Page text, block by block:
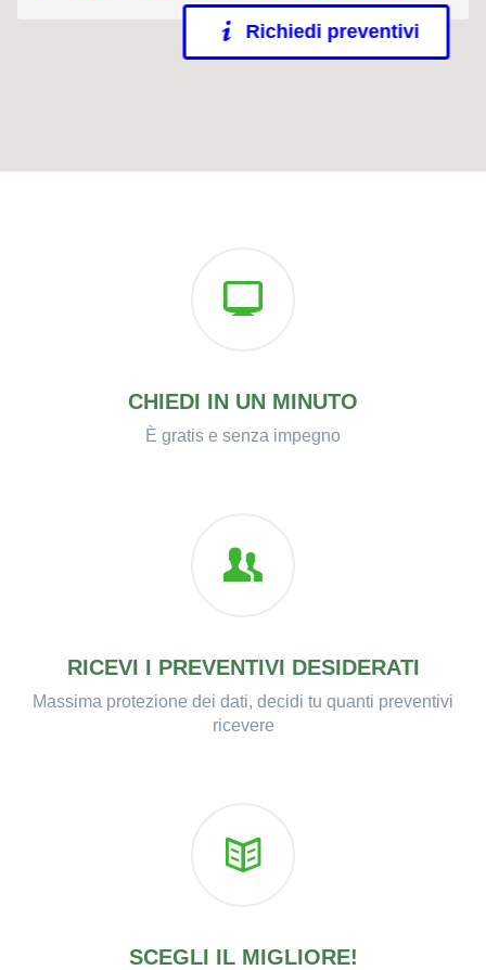
Richiedi preventivi
CHIEDI IN UN MINUTO
È gratis e senza impegno
RICEVI I PREVENTIVI DESIDERATI
Massima protezione dei dati, decidi tu quanti preventivi
ricevere
SCEGLI IL MIGLIORE!